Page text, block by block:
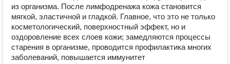
из организма. После лимфодренажа кожа становится
мягкой, эластичной и гладкой. Главное, что это не только
косметологический, поверхностный эффект, но и
оздоровление всех слоев кожи; замедляются процессы
старения в организме, проводится профилактика многих
заболеваний, повышается иммунитет